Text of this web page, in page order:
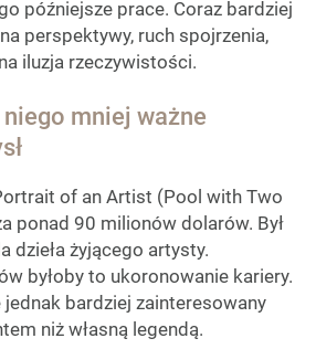
późniejsze prace. Coraz bardziej
perspektywy, ruch spojrzenia,
iluzja rzeczywistości.
niego mniej ważne
of an Artist (Pool with Two
ponad 90 milionów dolarów. Był
dzieła żyjącego artysty.
byłoby to ukoronowanie kariery.
jednak bardziej zainteresowany
niż własną legendą.